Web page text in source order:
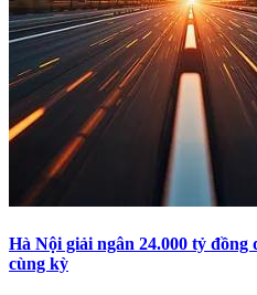
Hà Nội giải ngân 24.000 tỷ
cùng kỳ